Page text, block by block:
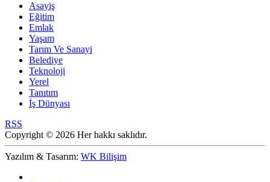
Asayiş
Eğitim
Emlak
Yaşam
Tarım Ve Sanayi
Belediye
Teknoloji
Yerel
Tanıtım
İş Dünyası
RSS
Copyright © 2026 Her hakkı saklıdır.
Yazılım & Tasarım: WK Bilişim